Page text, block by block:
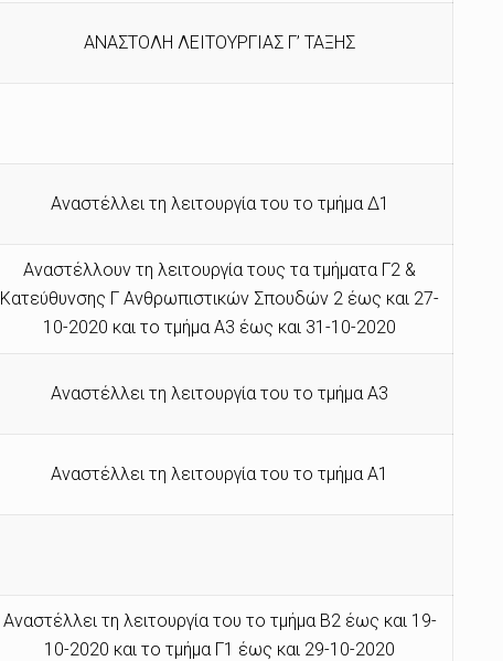
ΑΝΑΣΤΟΛΗ ΛΕΙΤΟΥΡΓΙΑΣ Γ’ ΤΑΞΗΣ
Αναστέλλει τη λειτουργία του το τμήμα Δ1
Αναστέλλουν τη λειτουργία τους τα τμήματα Γ2 &
Κατεύθυνσης Γ Ανθρωπιστικών Σπουδών 2 έως και 27-
10-2020 και το τμήμα Α3 έως και 31-10-2020
Αναστέλλει τη λειτουργία του το τμήμα Α3
Αναστέλλει τη λειτουργία του το τμήμα Α1
Αναστέλλει τη λειτουργία του το τμήμα Β2 έως και 19-
10-2020 και το τμήμα Γ1 έως και 29-10-2020